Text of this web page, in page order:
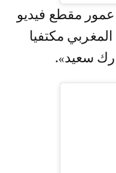
عمور مقطع فيديو
مكتفيا
سعيد».